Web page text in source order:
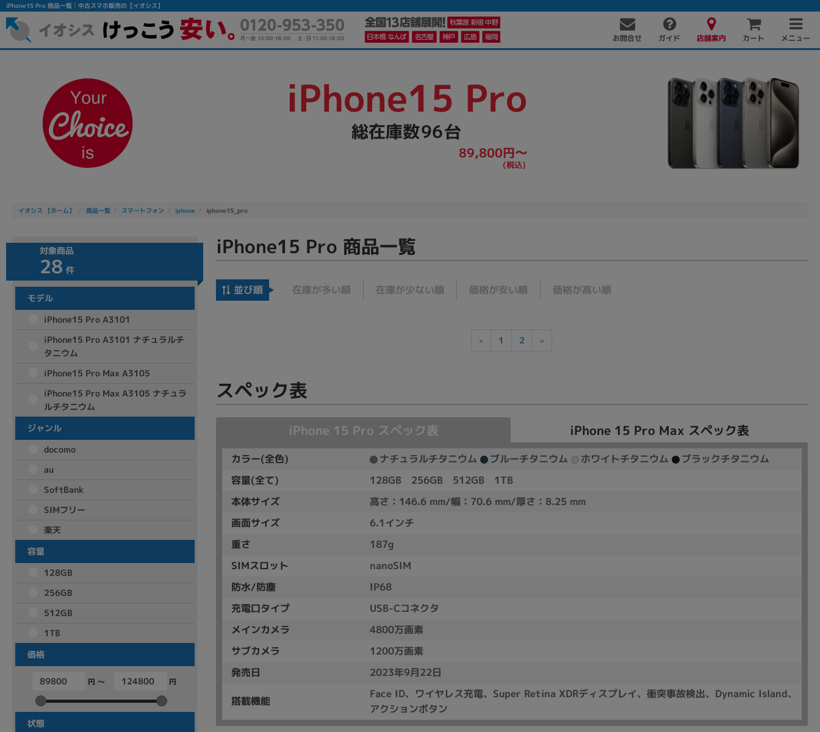
iPhone15 Pro 商品一覧│中古スマホ販売の【イオシス】
お問合せ ガイド 店舗案内 カート メニュー
iPhone15 Pro
96
89,800円〜
イオシス 【ホーム】 商品一覧 スマートフォン iphone iphone15_pro
対象商品
28 件
モデル
iPhone15 Pro A3101
iPhone15 Pro A3101 ナチュラルチ
タニウム
iPhone15 Pro Max A3105
iPhone15 Pro Max A3105 ナチュラ
ルチタニウム
ジャンル
docomo
au
SoftBank
SIMフリー
楽天
容量
128GB
256GB
512GB
1TB
価格
円 ～ 円
状態
iPhone15 Pro 商品一覧
並び順 在庫が多い順 在庫が少ない順 価格が安い順 価格が高い順
« 1 2 »
スペック表
iPhone 15 Pro スペック表 iPhone 15 Pro Max スペック表
カラー(全色) ナチュラルチタニウム ブルーチタニウム ホワイトチタニウム ブラックチタニウム
容量(全て) 128GB 256GB 512GB 1TB
本体サイズ 高さ：146.6 mm/幅：70.6 mm/厚さ：8.25 mm
画面サイズ 6.1インチ
重さ 187g
SIMスロット nanoSIM
防水/防塵 IP68
充電口タイプ USB-Cコネクタ
メインカメラ 4800万画素
サブカメラ 1200万画素
発売日 2023年9月22日
搭載機能
Face ID、ワイヤレス充電、Super Retina XDRディスプレイ、衝突事故検出、Dynamic Island、
アクションボタン
かんたんパソコン検索に切り替える
フリーワード
人気の検索ワード： Let's note EliteBook MacBook
シリーズ
dynabook Thinkpad
Inspiron macbook
製造、販売メーカーの絞り込み
Panasonic
Webカメラ内蔵 BD−R BD-ROM DVD-マルチ
DVDスーパーマルチ
ランク
商品状態の絞り込み
新品/未使用
アウトレット
CPU
OSの絞り込み
Win 11 MacOS ChromeOS
~